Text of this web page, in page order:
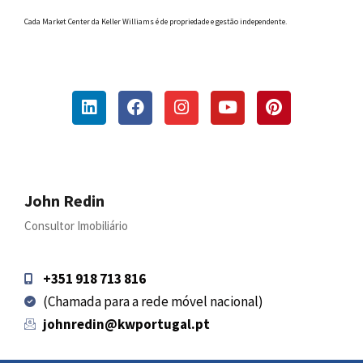
Cada Market Center da Keller Williams é de propriedade e gestão independente.
John Redin
Consultor Imobiliário
+351 918 713 816
(Chamada para a rede móvel nacional)
johnredin@kwportugal.pt